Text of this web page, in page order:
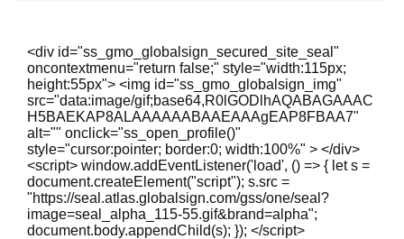
<div id="ss_gmo_globalsign_secured_site_seal"
oncontextmenu="return false;" style="width:115px;
height:55px"> <img id="ss_gmo_globalsign_img"
src="data:image/gif;base64,R0lGODlhAQABAGAAAC
H5BAEKAP8ALAAAAAABAAEAAAgEAP8FBAA7"
alt="" onclick="ss_open_profile()"
style="cursor:pointer; border:0; width:100%" > </div>
<script> window.addEventListener('load', () => { let s =
document.createElement("script"); s.src =
"https://seal.atlas.globalsign.com/gss/one/seal?
image=seal_alpha_115-55.gif&brand=alpha";
document.body.appendChild(s); }); </script>